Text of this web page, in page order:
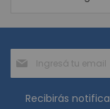
al
boletín
informativo:
Recibirás